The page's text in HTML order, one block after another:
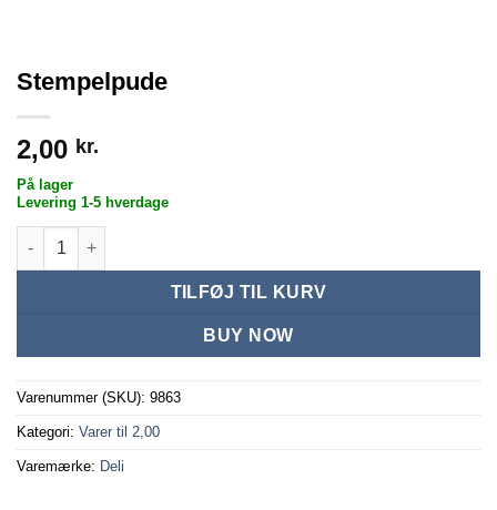
Stempelpude
2,00 kr.
På lager
Levering 1-5 hverdage
Stempelpude antal
TILFØJ TIL KURV
BUY NOW
Varenummer (SKU): 9863
Kategori: Varer til 2,00
Varemærke: Deli